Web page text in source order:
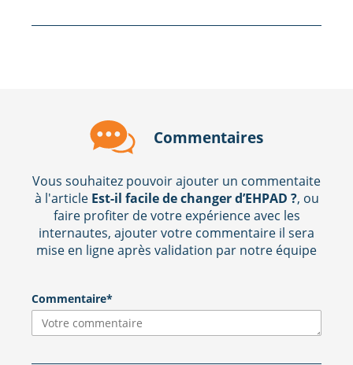
Commentaires
Vous souhaitez pouvoir ajouter un commentaite
à l'article Est-il facile de changer d’EHPAD ?, ou
faire profiter de votre expérience avec les
internautes, ajouter votre commentaire il sera
mise en ligne après validation par notre équipe
Commentaire*